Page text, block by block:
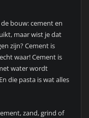
bouw: cement en
maar wist je dat
zijn? Cement is
waar! Cement is
water wordt
die pasta is wat alles
zand, grind of